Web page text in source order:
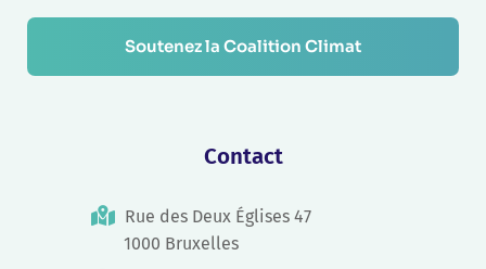
Soutenez la Coalition Climat
Contact
Rue des Deux Églises 47
1000 Bruxelles